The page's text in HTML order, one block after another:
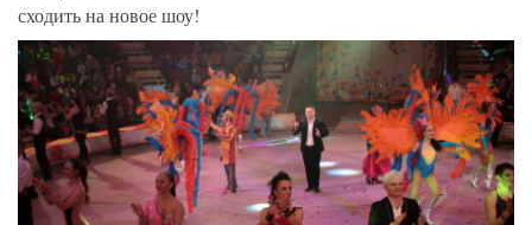
сходить на новое шоу!